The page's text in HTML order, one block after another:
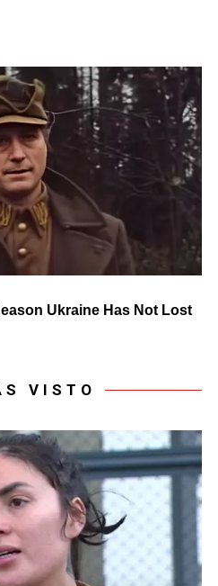
VISTO